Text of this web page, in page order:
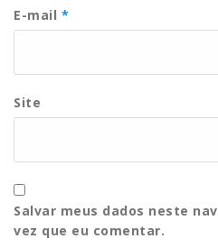
E-mail *
Site
Salvar meus dados neste
vez que eu comentar.